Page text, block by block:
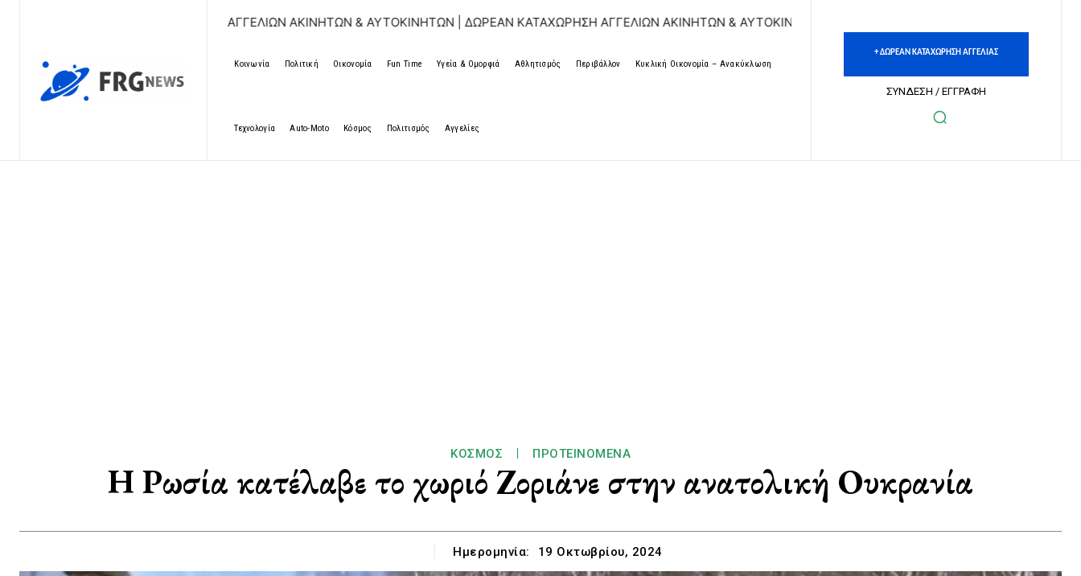
ΔΩΡΕΑΝ ΚΑΤΑΧΩΡΗΣΗ ΑΓΓΕΛΙΩΝ ΑΚΙΝΗΤΩΝ & ΑΥΤΟΚΙΝΗΤΩΝ | ΔΩΡΕΑΝ ΚΑΤΑΧΩΡΗΣΗ ΑΓΓΕΛΙΩΝ ΑΚΙΝΗΤΩΝ & ΑΥΤΟΚΙΝΗΤΩΝ | ΔΩΡΕΑΝ ΚΑΤΑΧΩΡΗΣΗ ΑΓΓΕΛΙΩΝ ΑΚΙΝΗΤΩΝ &
Κοινωνία Πολιτική Οικονομία Fun Time Υγεία & Ομορφιά Αθλητισμός Περιβάλλον Κυκλική Οικονομία – Ανακύκλωση
Τεχνολογία Auto-Moto Κόσμος Πολιτισμός Αγγελίες
+ ΔΩΡΕΑΝ ΚΑΤΑΧΩΡΗΣΗ ΑΓΓΕΛΙΑΣ
ΣΥΝΔΕΣΗ / ΕΓΓΡΑΦΗ
ΚΌΣΜΟΣ ΠΡΟΤΕΙΝΌΜΕΝΑ
Η Ρωσία κατέλαβε το χωριό Ζοριάνε στην ανατολική Ουκρανία
Ημερομηνία: 19 Οκτωβρίου, 2024